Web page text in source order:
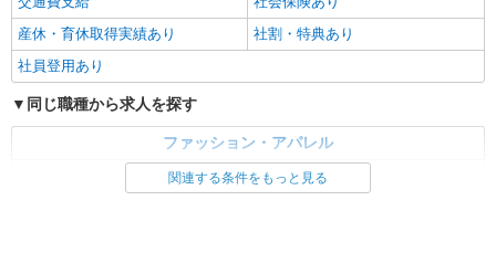
産休・育休取得実績あり
社割・特典あり
社員登用あり
同じ職種から求人を探す
ファッション・アパレル
関連する条件をもっと見る